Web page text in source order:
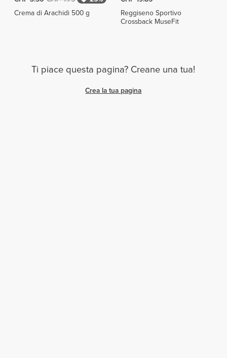
Crema di Arachidi 500 g
Reggiseno Sportivo
Crossback MuseFit
Ti piace questa pagina? Creane una tua!
Crea la tua pagina